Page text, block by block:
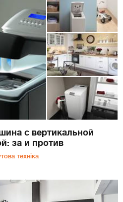
с вертикальной
за и против
техніка